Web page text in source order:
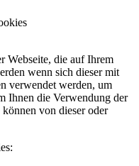
Webseite, die auf Ihrem
wenn sich dieser mit
verwendet werden, um
Ihnen die Verwendung der
können von dieser oder